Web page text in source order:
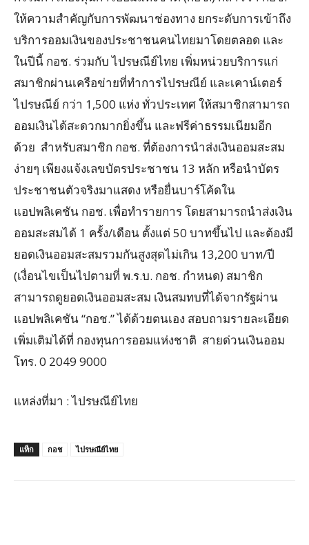
ให้ความสำคัญกับการพัฒนาช่องทาง ยกระดับการเข้าถึง
บริการออมเงินของประชาชนคนไทยมาโดยตลอด และ
ในปีนี้ กอช. ร่วมกับ ไปรษณีย์ไทย เพิ่มหน่วยบริการแก่
สมาชิกผ่านเครือข่ายที่ทำการไปรษณีย์ และเคาน์เตอร์
ไปรษณีย์ กว่า 1,500 แห่ง ทั่วประเทศ ให้สมาชิกสามารถ
ออมเงินได้สะดวกมากยิ่งขึ้น และฟรีค่าธรรมเนียมอีก
ด้วย สำหรับสมาชิก กอช. ที่ต้องการนำส่งเงินออมสะสม
ง่ายๆ เพียงแจ้งเลขบัตรประชาชน 13 หลัก หรือนำบัตร
ประชาชนตัวจริงมาแสดง หรือยื่นบาร์โค้ดใน
แอปพลิเคชัน กอช. เพื่อทำรายการ โดยสามารถนำส่งเงิน
ออมสะสมได้ 1 ครั้ง/เดือน ตั้งแต่ 50 บาทขึ้นไป และต้องมี
ยอดเงินออมสะสมรวมกันสูงสุดไม่เกิน 13,200 บาท/ปี
(เงื่อนไขเป็นไปตามที่ พ.ร.บ. กอช. กำหนด) สมาชิก
สามารถดูยอดเงินออมสะสม เงินสมทบที่ได้จากรัฐผ่าน
แอปพลิเคชัน “กอช.” ได้ด้วยตนเอง สอบถามรายละเอียด
เพิ่มเติมได้ที่ กองทุนการออมแห่งชาติ สายด่วนเงินออม
โทร. 0 2049 9000
แหล่งที่มา : ไปรษณีย์ไทย
แท็ก กอช ไปรษณีย์ไทย